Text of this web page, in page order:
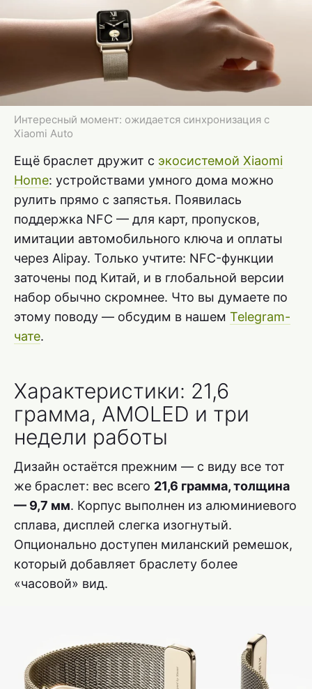
Интересный момент: ожидается синхронизация с
Xiaomi Auto
Ещё браслет дружит с экосистемой Xiaomi
Home: устройствами умного дома можно
рулить прямо с запястья. Появилась
поддержка NFC — для карт, пропусков,
имитации автомобильного ключа и оплаты
через Alipay. Только учтите: NFC-функции
заточены под Китай, и в глобальной версии
набор обычно скромнее. Что вы думаете по
этому поводу — обсудим в нашем Telegram-
чате.
Характеристики: 21,6
грамма, AMOLED и три
недели работы
Дизайн остаётся прежним — с виду все тот
же браслет: вес всего 21,6 грамма, толщина
— 9,7 мм. Корпус выполнен из алюминиевого
сплава, дисплей слегка изогнутый.
Опционально доступен миланский ремешок,
который добавляет браслету более
«часовой» вид.